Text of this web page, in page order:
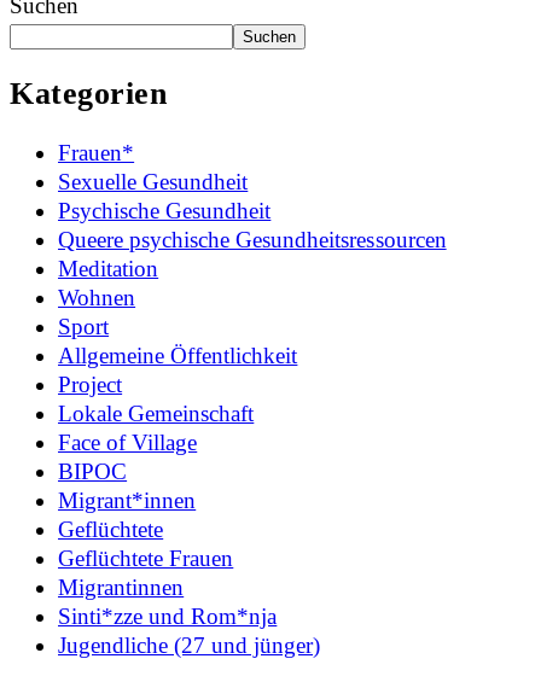
Suchen
Suchen
Kategorien
Frauen*
Sexuelle Gesundheit
Psychische Gesundheit
Queere psychische Gesundheitsressourcen
Meditation
Wohnen
Sport
Allgemeine Öffentlichkeit
Project
Lokale Gemeinschaft
Face of Village
BIPOC
Migrant*innen
Geflüchtete
Geflüchtete Frauen
Migrantinnen
Sinti*zze und Rom*nja
Jugendliche (27 und jünger)